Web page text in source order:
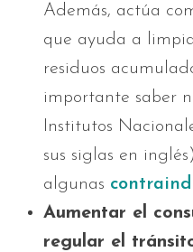
Además, actúa
que ayuda a
residuos
importante saber
Institutos
sus siglas en
algunas
Aumentar el
regular el